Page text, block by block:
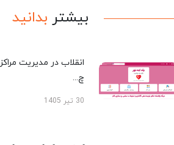
بیشتر بدانید
انقلاب در مدیریت
چ...
30 تیر 1405